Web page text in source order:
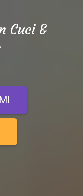
Cuci &